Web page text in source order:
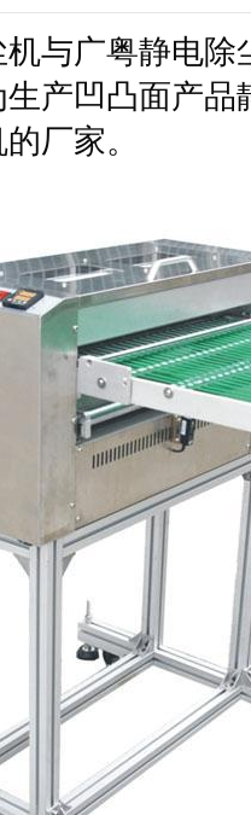
与广粤静电除
产凹凸面产品
厂家。